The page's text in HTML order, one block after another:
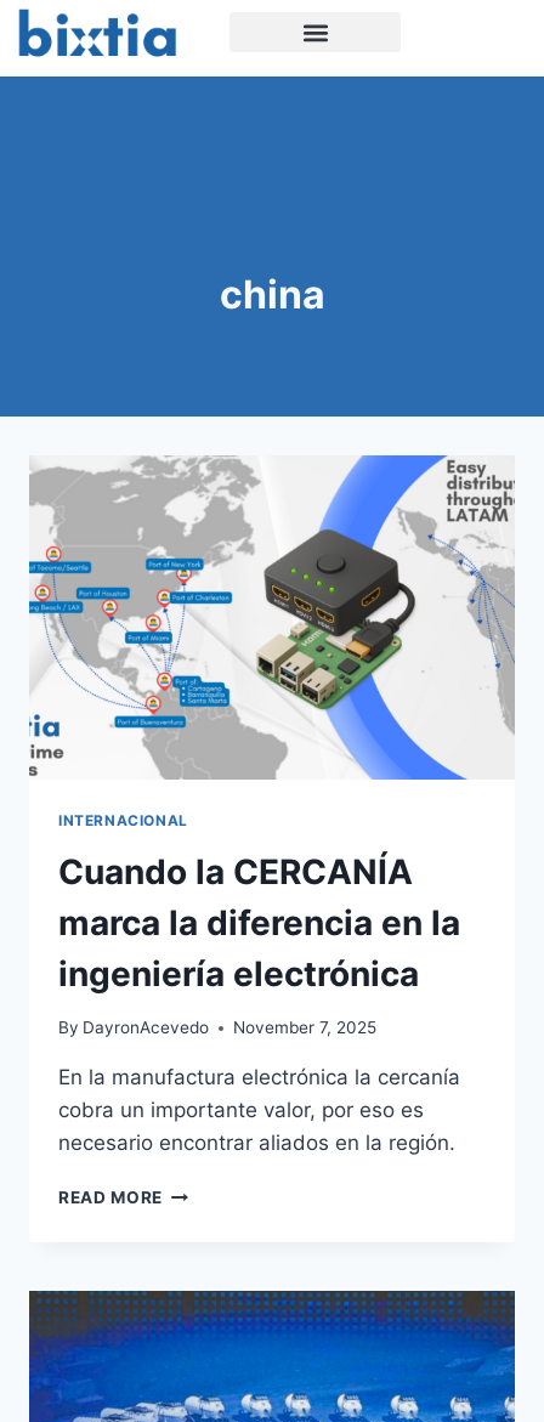
china
INTERNACIONAL
Cuando la CERCANÍA
marca la diferencia en la
ingeniería electrónica
By DayronAcevedo November 7, 2025
En la manufactura electrónica la cercanía
cobra un importante valor, por eso es
necesario encontrar aliados en la región.
READ MORE